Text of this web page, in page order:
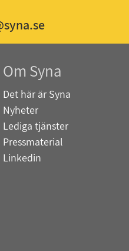
Om Syna
Det här är Syna
Nyheter
Lediga tjänster
Pressmaterial
Linkedin